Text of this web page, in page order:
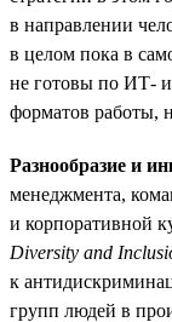
в направлении
в целом пока в
не готовы по ИТ-
форматов работы,
Разнообразие и
менеджмента,
и корпоративной
Diversity and
к
групп людей в